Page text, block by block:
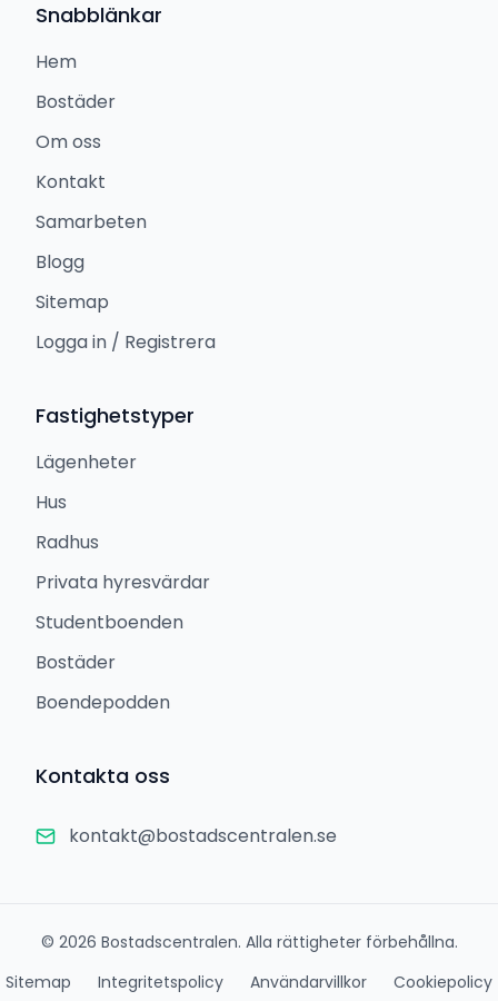
Snabblänkar
Hem
Bostäder
Om oss
Kontakt
Samarbeten
Blogg
Sitemap
Logga in / Registrera
Fastighetstyper
Lägenheter
Hus
Radhus
Privata hyresvärdar
Studentboenden
Bostäder
Boendepodden
Kontakta oss
kontakt@bostadscentralen.se
© 2026 Bostadscentralen. Alla rättigheter förbehållna.
Sitemap
Integritetspolicy Användarvillkor Cookiepolicy